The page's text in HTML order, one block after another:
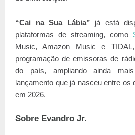
“Cai na Sua Lábia” já está
plataformas de streaming, como
Music, Amazon Music e
programação de emissoras de
do país, ampliando ainda
lançamento que já nasceu entre os
em 2026.
Sobre Evandro Jr.